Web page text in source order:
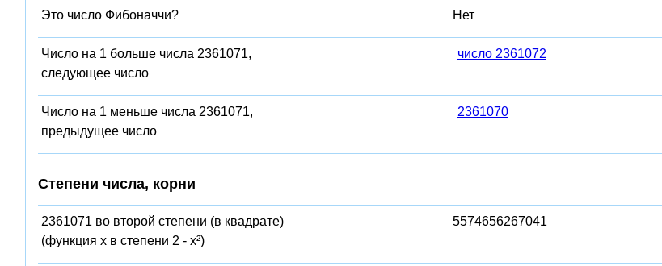
Это число Фибоначчи? Нет
Число на 1 больше числа 2361071,
следующее число
число 2361072
Число на 1 меньше числа 2361071,
предыдущее число
2361070
Степени числа, корни
2361071 во второй степени (в квадрате)
(функция x в степени 2 - x²)
5574656267041